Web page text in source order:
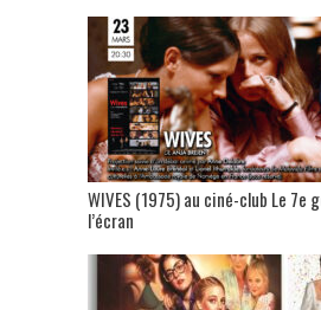
WIVES (1975) au ciné-club Le 7e
l’écran